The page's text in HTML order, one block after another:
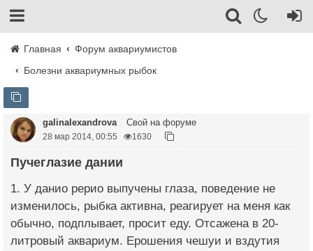
Главная
Форум аквариумистов
Болезни аквариумных рыбок
galinalexandrova Свой на форуме
28 мар 2014, 00:55 1630
Пучеглазие дании
1. У данио рерио выпучены глаза, поведение не
изменилось, рыбка активна, реагирует на меня как
обычно, подплывает, просит еду. Отсажена в 20-
литровый аквариум. Ерошения чешуи и вздутия